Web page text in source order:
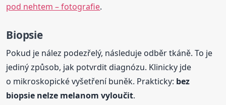
pod nehtem – fotografie.
Biopsie
Pokud je nález podezřelý, následuje odběr tkáně. To je
jediný způsob, jak potvrdit diagnózu. Klinicky jde
o mikroskopické vyšetření buněk. Prakticky: bez
biopsie nelze melanom vyloučit.